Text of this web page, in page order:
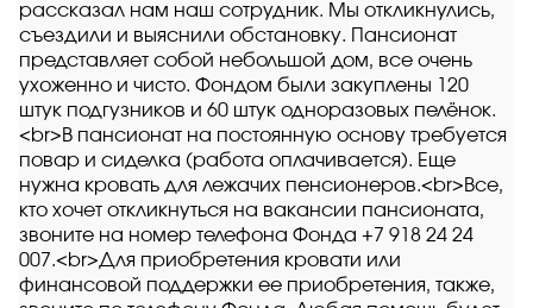
рассказал нам наш сотрудник. Мы откликнулись,
съездили и выяснили обстановку. Пансионат
представляет собой небольшой дом, все очень
ухоженно и чисто. Фондом были закуплены 120
штук подгузников и 60 штук одноразовых пелёнок.
<br>В пансионат на постоянную основу требуется
повар и сиделка (работа оплачивается). Еще
нужна кровать для лежачих пенсионеров.<br>Все,
кто хочет откликнуться на вакансии пансионата,
звоните на номер телефона Фонда +7 918 24 24
007.<br>Для приобретения кровати или
финансовой поддержки ее приобретения, также,